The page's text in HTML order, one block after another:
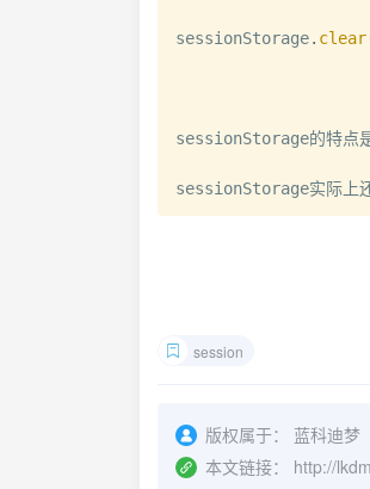
sessionStorage. clear
sessionStorage的特点
sessionStorage实际上还
session
版权属于：
蓝科迪梦
本文链接：
http://